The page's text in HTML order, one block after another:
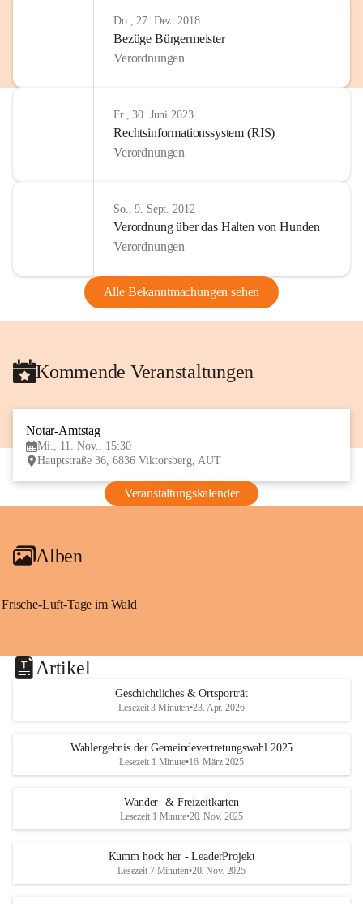
Do., 27. Dez. 2018
Bezüge Bürgermeister
Verordnungen
Fr., 30. Juni 2023
Rechtsinformationssystem (RIS)
Verordnungen
So., 9. Sept. 2012
Verordnung über das Halten von Hunden
Verordnungen
Alle Bekanntmachungen sehen
Kommende Veranstaltungen
Notar-Amtstag
Mi., 11. Nov., 15:30
Hauptstraße 36, 6836 Viktorsberg, AUT
Veranstaltungskalender
Alben
Frische-Luft-Tage im Wald
Artikel
Geschichtliches & Ortsporträt
Lesezeit 3 Minuten•23. Apr. 2026
Wahlergebnis der Gemeindevertretungswahl 2025
Lesezeit 1 Minute•16. März 2025
Wander- & Freizeitkarten
Lesezeit 1 Minute•20. Nov. 2025
Kumm hock her - LeaderProjekt
Lesezeit 7 Minuten•20. Nov. 2025